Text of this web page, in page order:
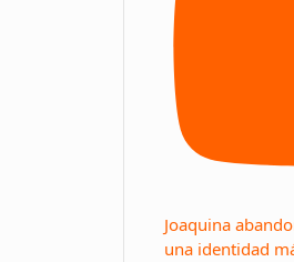
Joaquina
una identidad